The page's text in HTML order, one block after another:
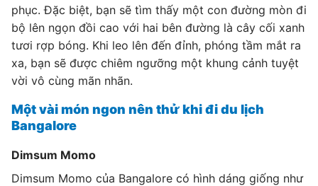
phục. Đặc biệt, bạn sẽ tìm thấy một con đường mòn đi
bộ lên ngọn đồi cao với hai bên đường là cây cối xanh
tươi rợp bóng. Khi leo lên đến đỉnh, phóng tầm mắt ra
xa, bạn sẽ được chiêm ngưỡng một khung cảnh tuyệt
vời vô cùng mãn nhãn.
Một vài món ngon nên thử khi đi du lịch
Bangalore
Dimsum Momo
Dimsum Momo của Bangalore có hình dáng giống như